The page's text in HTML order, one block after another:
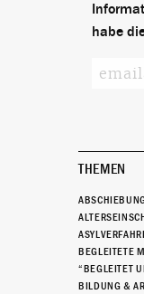
habe
THEMEN
BEGLEITETE
“BEGLEITET
BILDUNG &